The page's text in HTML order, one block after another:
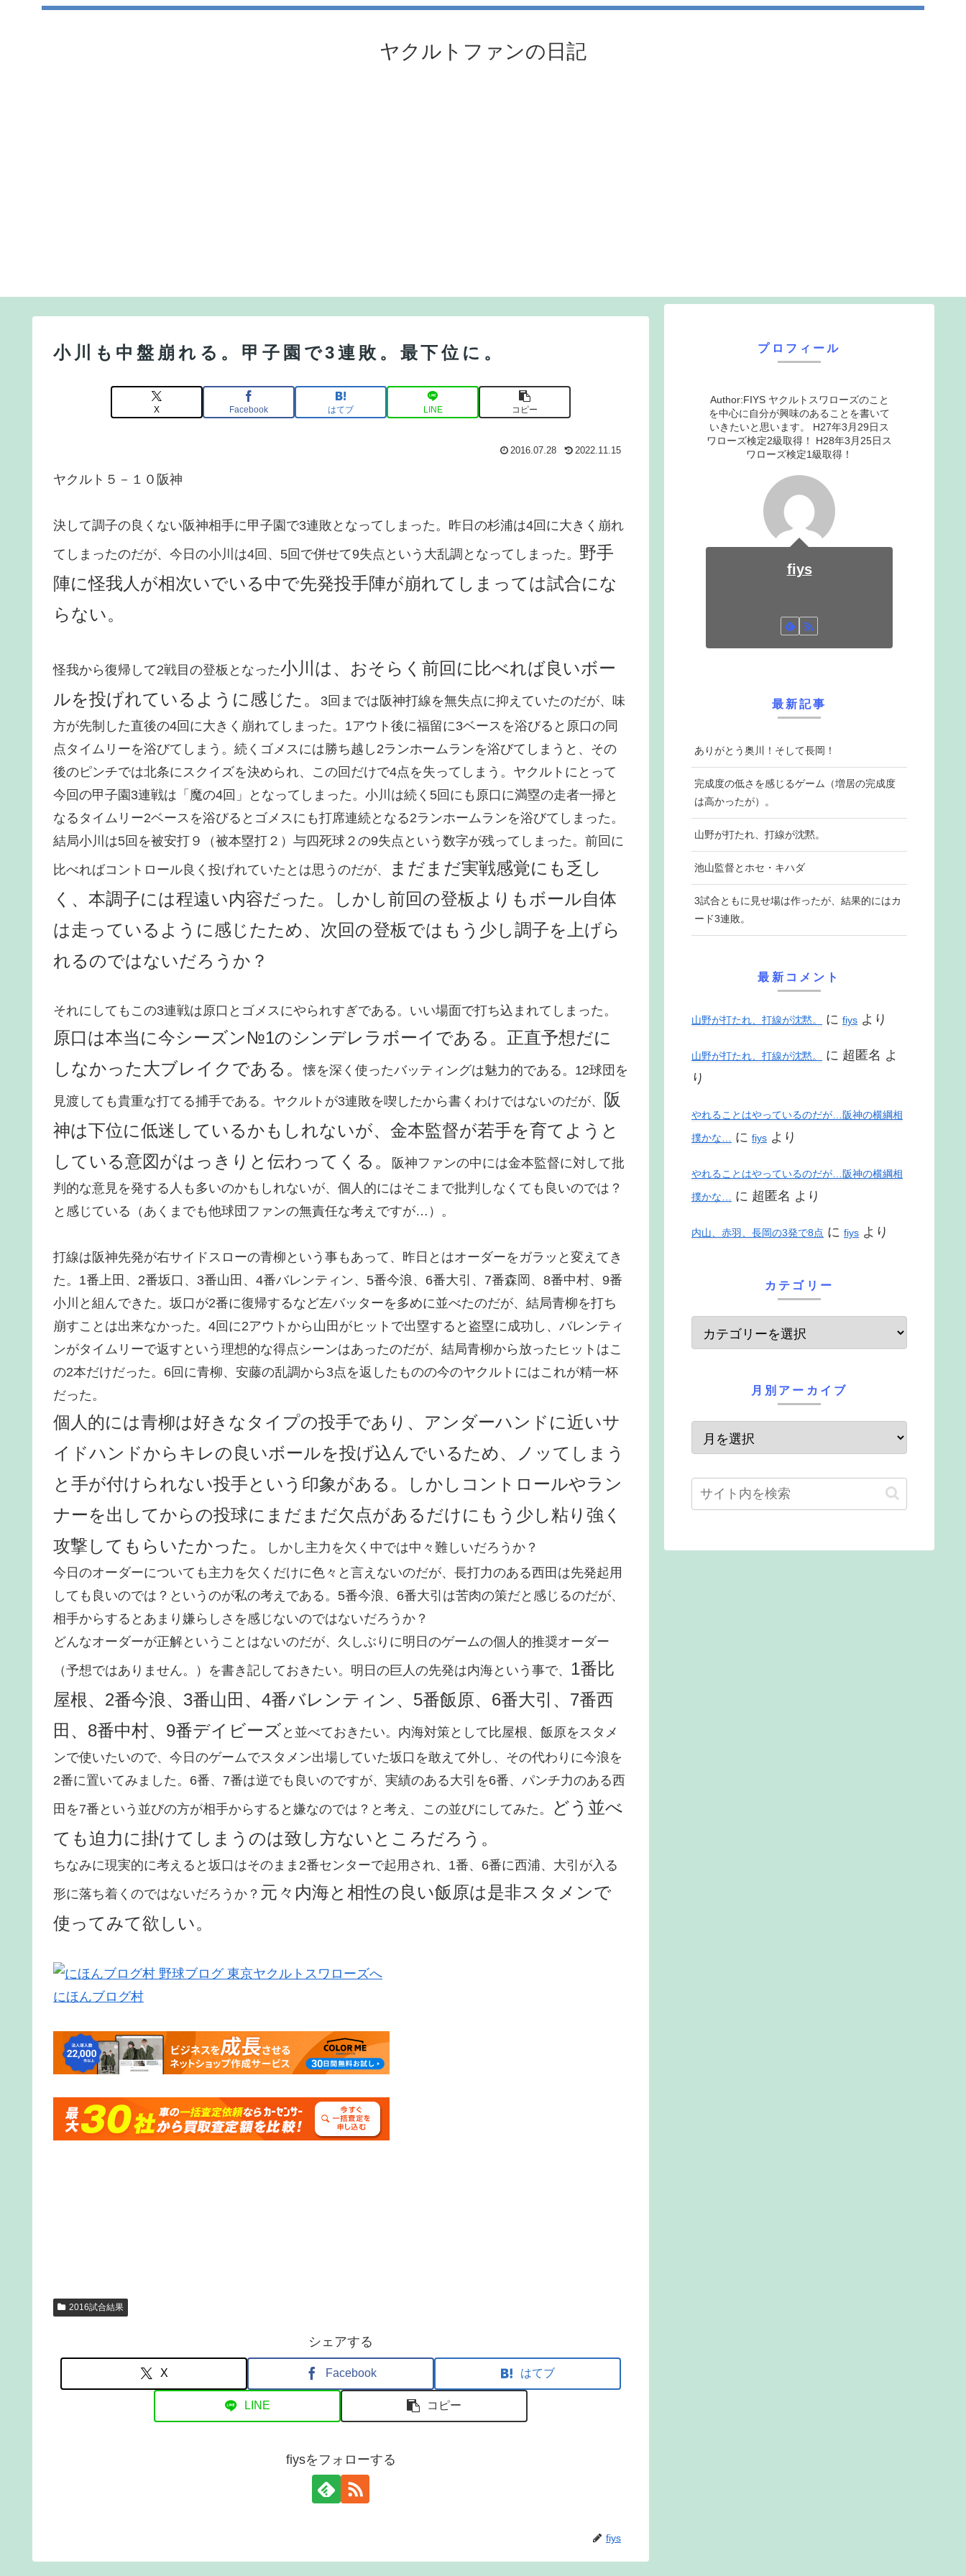
ヤクルトファンの日記
小川も中盤崩れる。甲子園で3連敗。最下位に。
X Facebook はてブ LINE コピー
2016.07.28 2022.11.15
ヤクルト５－１０阪神
決して調子の良くない阪神相手に甲子園で3連敗となってしまった。昨日の杉浦は4回に大きく崩れ
てしまったのだが、今日の小川は4回、5回で併せて9失点という大乱調となってしまった。 野手
陣に怪我人が相次いでいる中で先発投手陣が崩れてしまっては試合にな
らない。
怪我から復帰して2戦目の登板となった小川は、おそらく前回に比べれば良いボー
ルを投げれているように感じた。
3回までは阪神打線を無失点に抑えていたのだが、味
方が先制した直後の4回に大きく崩れてしまった。1アウト後に福留に3ベースを浴びると原口の同
点タイムリーを浴びてしまう。続くゴメスには勝ち越し2ランホームランを浴びてしまうと、その
後のピンチでは北条にスクイズを決められ、この回だけで4点を失ってしまう。ヤクルトにとって
今回の甲子園3連戦は「魔の4回」となってしまった。小川は続く5回にも原口に満塁の走者一掃と
なるタイムリー2ベースを浴びるとゴメスにも打席連続となる2ランホームランを浴びてしまった。
結局小川は5回を被安打９（被本塁打２）与四死球２の9失点という数字が残ってしまった。前回に
比べればコントロール良く投げれていたとは思うのだが、
まだまだ実戦感覚にも乏し
く、本調子には程遠い内容だった。しかし前回の登板よりもボール自体
は走っているように感じたため、次回の登板ではもう少し調子を上げら
れるのではないだろうか？
それにしてもこの3連戦は原口とゴメスにやられすぎである。いい場面で打ち込まれてしまった。
原口は本当に今シーズン№1のシンデレラボーイである。正直予想だに
しなかった大ブレイクである。懐を深く使ったバッティングは魅力的である。12球団を
見渡しても貴重な打てる捕手である。ヤクルトが3連敗を喫したから書くわけではないのだが、 阪
神は下位に低迷しているかもしれないが、金本監督が若手を育てようと
している意図がはっきりと伝わってくる。
阪神ファンの中には金本監督に対して批
判的な意見を発する人も多いのかもしれないが、個人的にはそこまで批判しなくても良いのでは？
と感じている（あくまでも他球団ファンの無責任な考えですが…）。
打線は阪神先発が右サイドスローの青柳という事もあって、昨日とはオーダーをガラッと変えてき
た。1番上田、2番坂口、3番山田、4番バレンティン、5番今浪、6番大引、7番森岡、8番中村、9番
小川と組んできた。坂口が2番に復帰するなど左バッターを多めに並べたのだが、結局青柳を打ち
崩すことは出来なかった。4回に2アウトから山田がヒットで出塁すると盗塁に成功し、バレンティ
ンがタイムリーで返すという理想的な得点シーンはあったのだが、結局青柳から放ったヒットはこ
の2本だけだった。6回に青柳、安藤の乱調から3点を返したものの今のヤクルトにはこれが精一杯
だった。
個人的には青柳は好きなタイプの投手であり、アンダーハンドに近いサ
イドハンドからキレの良いボールを投げ込んでいるため、ノッてしまう
と手が付けられない投手という印象がある。しかしコントロールやラン
ナーを出してからの投球にまだまだ欠点があるだけにもう少し粘り強く
攻撃してもらいたかった。
しかし主力を欠く中では中々難しいだろうか？
今日のオーダーについても主力を欠くだけに色々と言えないのだが、長打力のある西田は先発起用
しても良いのでは？というのが私の考えである。5番今浪、6番大引は苦肉の策だと感じるのだが、
相手からするとあまり嫌らしさを感じないのではないだろうか？
どんなオーダーが正解ということはないのだが、久しぶりに明日のゲームの個人的推奨オーダー
（予想ではありません。）を書き記しておきたい。明日の巨人の先発は内海という事で、 1番比
屋根、2番今浪、3番山田、4番バレンティン、5番飯原、6番大引、7番西
田、8番中村、9番デイビーズ と並べておきたい。内海対策として比屋根、飯原をスタメ
ンで使いたいので、今日のゲームでスタメン出場していた坂口を敢えて外し、その代わりに今浪を
2番に置いてみました。6番、7番は逆でも良いのですが、実績のある大引を6番、パンチ力のある西
田を7番という並びの方が相手からすると嫌なのでは？と考え、この並びにしてみた。
どう並べ
ても迫力に掛けてしまうのは致し方ないところだろう。
ちなみに現実的に考えると坂口はそのまま2番センターで起用され、1番、6番に西浦、大引が入る
形に落ち着くのではないだろうか？ 元々内海と相性の良い飯原は是非スタメンで
使ってみて欲しい。
にほんブログ村
2016試合結果
シェアする
X Facebook はてブ
LINE コピー
fiysをフォローする
fiys
プロフィール
Author:FIYS ヤクルトスワローズのこと
を中心に自分が興味のあることを書いて
いきたいと思います。 H27年3月29日ス
ワローズ検定2級取得！ H28年3月25日ス
ワローズ検定1級取得！
fiys
最新記事
ありがとう奥川！そして長岡！
完成度の低さを感じるゲーム（増居の完成度
は高かったが）。
山野が打たれ、打線が沈黙。
池山監督とホセ・キハダ
3試合ともに見せ場は作ったが、結果的にはカ
ード3連敗。
最新コメント
山野が打たれ、打線が沈黙。 に fiys より
山野が打たれ、打線が沈黙。 に 超匿名 よ
り
やれることはやっているのだが…阪神の横綱相
撲かな… に fiys より
やれることはやっているのだが…阪神の横綱相
撲かな… に 超匿名 より
内山、赤羽、長岡の3発で8点 に fiys より
カテゴリー
月別アーカイブ